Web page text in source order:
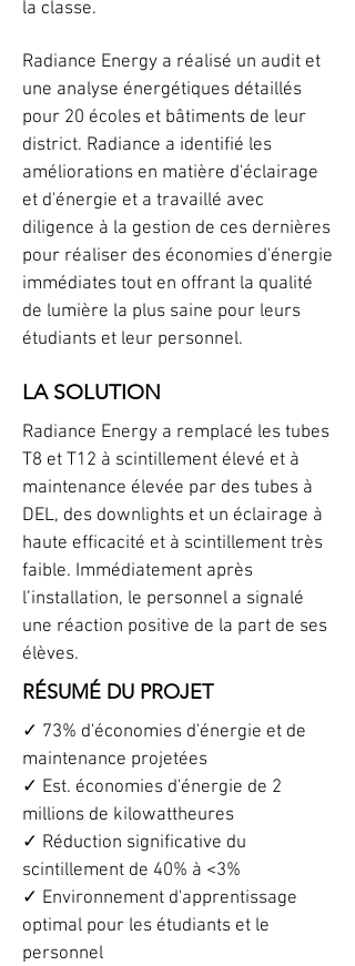
la classe.
Radiance Energy a réalisé un audit et
une analyse énergétiques détaillés
pour 20 écoles et bâtiments de leur
district. Radiance a identifié les
améliorations en matière d'éclairage
et d'énergie et a travaillé avec
diligence à la gestion de ces dernières
pour réaliser des économies d'énergie
immédiates tout en offrant la qualité
de lumière la plus saine pour leurs
étudiants et leur personnel.
LA SOLUTION
Radiance Energy a remplacé les tubes
T8 et T12 à scintillement élevé et à
maintenance élevée par des tubes à
DEL, des downlights et un éclairage à
haute efficacité et à scintillement très
faible. Immédiatement après
l’installation, le personnel a signalé
une réaction positive de la part de ses
élèves.
RÉSUMÉ DU PROJET
✓ 73% d'économies d'énergie et de
maintenance projetées
✓ Est. économies d'énergie de 2
millions de kilowattheures
✓ Réduction significative du
scintillement de 40% à <3%
✓ Environnement d'apprentissage
optimal pour les étudiants et le
personnel